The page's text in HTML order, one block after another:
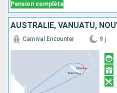
Pension complète
Carnival Encounter 9 j